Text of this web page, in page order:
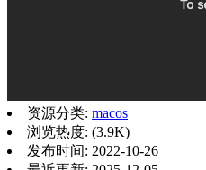
资源分类: macos
浏览热度: (3.9K)
发布时间: 2022-10-26